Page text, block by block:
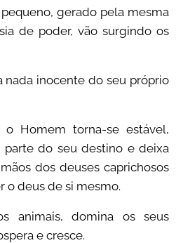
gerado pela mesma
de poder, vão surgindo os
inocente do seu próprio
o Homem torna-se estável,
do seu destino e deixa
dos deuses caprichosos
o deus de si mesmo.
animais, domina os seus
e cresce.